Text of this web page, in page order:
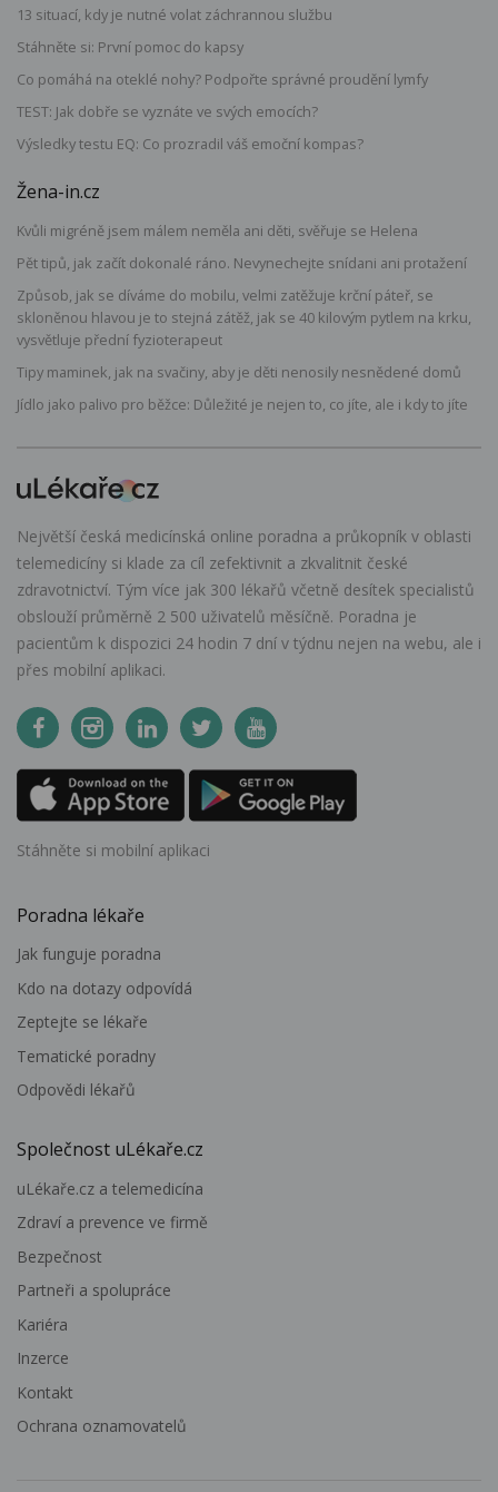
13 situací, kdy je nutné volat záchrannou službu
Stáhněte si: První pomoc do kapsy
Co pomáhá na oteklé nohy? Podpořte správné proudění lymfy
TEST: Jak dobře se vyznáte ve svých emocích?
Výsledky testu EQ: Co prozradil váš emoční kompas?
Žena-in.cz
Kvůli migréně jsem málem neměla ani děti, svěřuje se Helena
Pět tipů, jak začít dokonalé ráno. Nevynechejte snídani ani protažení
Způsob, jak se díváme do mobilu, velmi zatěžuje krční páteř, se
skloněnou hlavou je to stejná zátěž, jak se 40 kilovým pytlem na krku,
vysvětluje přední fyzioterapeut
Tipy maminek, jak na svačiny, aby je děti nenosily nesnědené domů
Jídlo jako palivo pro běžce: Důležité je nejen to, co jíte, ale i kdy to jíte
Největší česká medicínská online poradna a průkopník v oblasti
telemedicíny si klade za cíl zefektivnit a zkvalitnit české
zdravotnictví. Tým více jak 300 lékařů včetně desítek specialistů
obslouží průměrně 2 500 uživatelů měsíčně. Poradna je
pacientům k dispozici 24 hodin 7 dní v týdnu nejen na webu, ale i
přes mobilní aplikaci.
Stáhněte si mobilní aplikaci
Poradna lékaře
Jak funguje poradna
Kdo na dotazy odpovídá
Zeptejte se lékaře
Tematické poradny
Odpovědi lékařů
Společnost uLékaře.cz
uLékaře.cz a telemedicína
Zdraví a prevence ve firmě
Bezpečnost
Partneři a spolupráce
Kariéra
Inzerce
Kontakt
Ochrana oznamovatelů